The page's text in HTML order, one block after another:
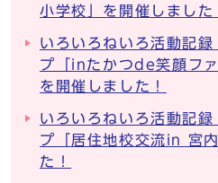
小学校」を開催しました
いろいろねいろ活動記
プ「inたかつde笑顔フ
を開催しました！
いろいろねいろ活動記
プ「居住地校交流in 宮
た！